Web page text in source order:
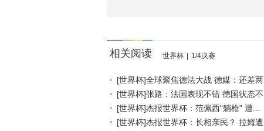
相关阅读 世界杯 1/4决赛
[世界杯]全球聚焦德法大战 德媒：还差两
[世界杯]张路：法国表现不错 德国状态不
[世界杯]杰报世界杯：范佩西“躺枪” 遭...
[世界杯]杰报世界杯：长相亲民？ 拉姆遭